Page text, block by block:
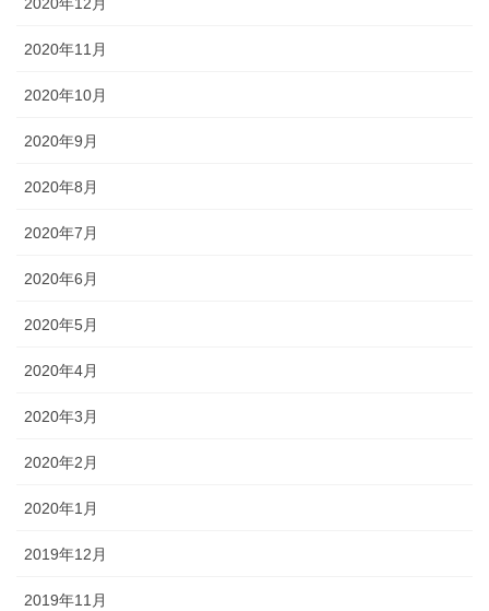
2020年12月
2020年11月
2020年10月
2020年9月
2020年8月
2020年7月
2020年6月
2020年5月
2020年4月
2020年3月
2020年2月
2020年1月
2019年12月
2019年11月